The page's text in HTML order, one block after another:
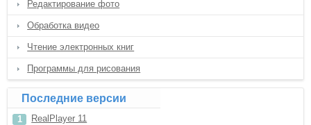
Редактирование фото
Обработка видео
Чтение электронных книг
Программы для рисования
Последние версии
RealPlayer 11